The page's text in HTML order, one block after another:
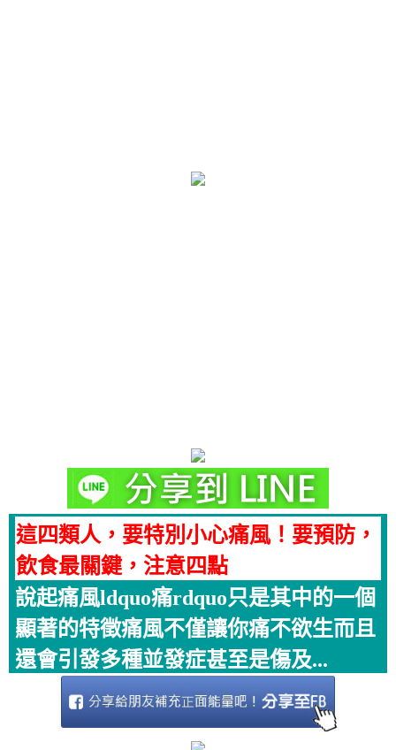
這四類人，要特別小心痛風！要預防，
飲食最關鍵，注意四點
說起痛風ldquo痛rdquo只是其中的一個
顯著的特徵痛風不僅讓你痛不欲生而且
還會引發多種並發症甚至是傷及...